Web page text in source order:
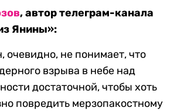
, автор телеграм-канала
Янины»:
очевидно, не понимает, что
взрыва в небе над
достаточной, чтобы хоть
повредить мерзопакостному